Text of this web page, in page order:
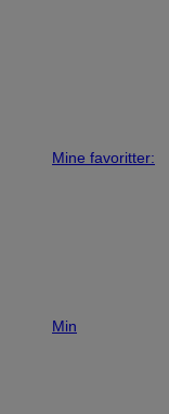
Mine favoritter:
Min